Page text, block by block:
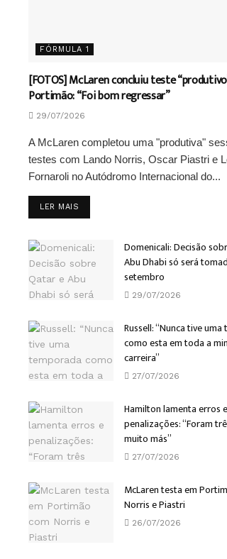
FÓRMULA 1
[FOTOS] McLaren concluiu teste
Portimão: “Foi bom regressar”
29/07/2026
A McLaren completou uma "produtiva"
testes com Lando Norris, Oscar Piastri e
Fornaroli no Autódromo Internacional do...
LER MAIS
Domenicali: Decisão
Abu Dhabi só será
setembro
29/07/2026
Russell: “Nunca tive
como esta em toda a
carreira”
27/07/2026
Hamilton lamenta erros e
penalizações: “Foram
muito más”
27/07/2026
McLaren testa em
Norris e Piastri
26/07/2026